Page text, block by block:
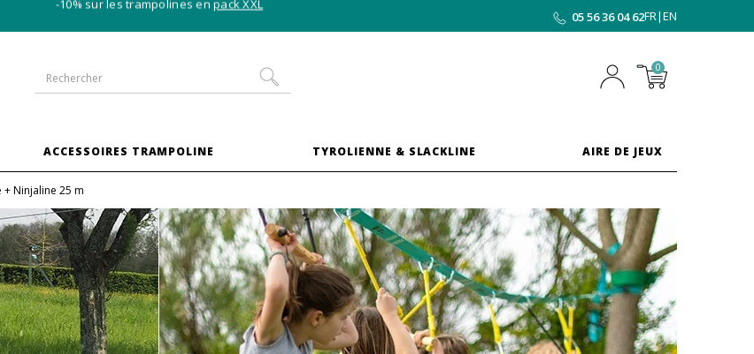
-10% sur les trampolines enpack XXL 05 56 36 04 62FR|EN
0
ACCESSOIRES TRAMPOLINE TYROLIENNE & SLACKLINE AIRE DE JEUX
Ninjaline 25 m